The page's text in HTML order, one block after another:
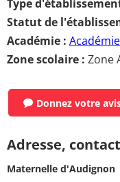
Type
Statut de
Académie :
Zone scolaire : Zone
Donnez votre
Adresse,
Maternelle d'Audignon